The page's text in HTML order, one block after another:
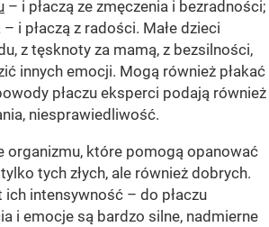
– i płaczą ze zmęczenia i bezradności;
i płaczą z radości. Małe dzieci
z tęsknoty za mamą, z bezsilności,
innych emocji. Mogą również płakać
płaczu eksperci podają również
niesprawiedliwość.
organizmu, które pomogą opanować
tych złych, ale również dobrych.
ich intensywność – do płaczu
i emocje są bardzo silne, nadmierne